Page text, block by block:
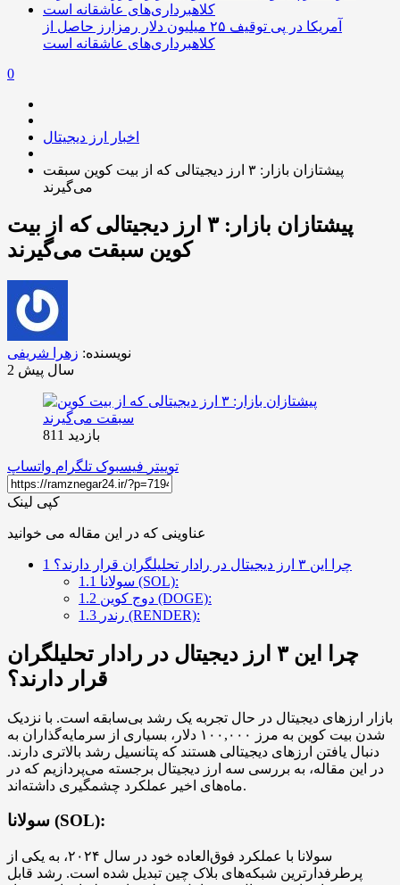
آمریکا در پی توقیف ۲۵ میلیون دلار رمزارز حاصل از
کلاهبرداری‌های عاشقانه است
0
اخبار ارز دیجیتال
پیشتازان بازار: ۳ ارز دیجیتالی که از بیت کوین سبقت
می‌گیرند
پیشتازان بازار: ۳ ارز دیجیتالی که از بیت
کوین سبقت می‌گیرند
نویسنده: زهرا شریفی
2 سال پیش
بازدید 811
توییتر فیسبوک تلگرام واتساپ
کپی لینک
عناوینی که در این مقاله می خوانید
1
چرا این ۳ ارز دیجیتال در رادار تحلیلگران قرار دارند؟
1.1
سولانا (SOL):
1.2
دوج کوین (DOGE):
1.3
رندر (RENDER):
چرا این ۳ ارز دیجیتال در رادار تحلیلگران
قرار دارند؟
بازار ارزهای دیجیتال در حال تجربه یک رشد بی‌سابقه است. با نزدیک
شدن بیت کوین به مرز ۱۰۰,۰۰۰ دلار، بسیاری از سرمایه‌گذاران به
دنبال یافتن ارزهای دیجیتالی هستند که پتانسیل رشد بالاتری دارند.
در این مقاله، به بررسی سه ارز دیجیتال برجسته می‌پردازیم که در
ماه‌های اخیر عملکرد چشمگیری داشته‌اند.
سولانا (SOL):
سولانا با عملکرد فوق‌العاده خود در سال ۲۰۲۴، به یکی از
پرطرفدارترین شبکه‌های بلاک چین تبدیل شده است. رشد قابل